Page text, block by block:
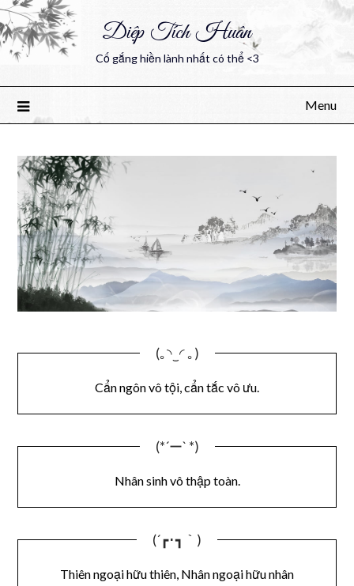
Diệp Tích Huân
Cố gắng hiền lành nhất có thể <3
Menu
(｡◝‿◜ ｡)
Cẩn ngôn vô tội, cẩn tắc vô ưu.
(*´ー` *)
Nhân sinh vô thập toàn.
(´┏･┓｀)
Thiên ngoại hữu thiên, Nhân ngoại hữu nhân